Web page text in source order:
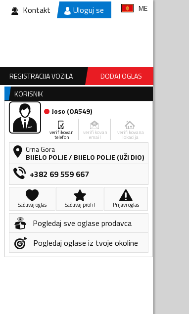
Kontakt Uloguj se ME
REGISTRACIJA VOZILA
DODAJ OGLAS
KORISNIK
Joso (OA549)
verifikovan
telefon
verifikovan
email
verifikovana
lokacija
Crna Gora
BIJELO POLJE/ BIJELO POLJE (UŽI DIO)
+382 69 559 667
Sačuvaj oglas Sačuvaj profil Prijavi oglas
Pogledaj sve oglase prodavca
Pogledaj oglase iz tvoje okoline